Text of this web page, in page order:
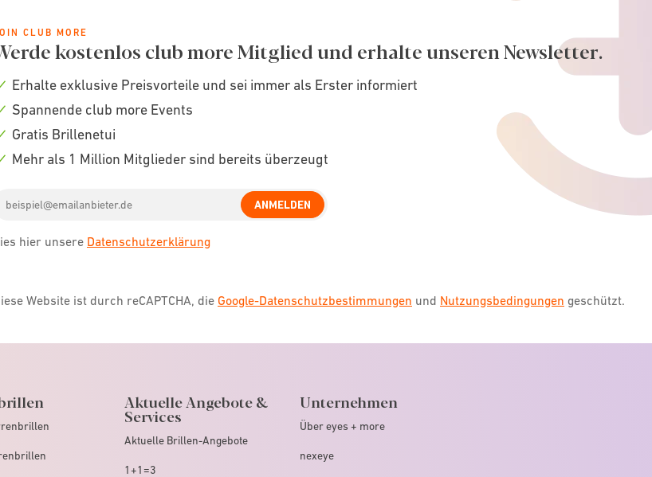
CLUB MORE
kostenlos club more Mitglied und erhalte unseren Newsletter.
Check
Erhalte exklusive Preisvorteile und sei immer als Erster informiert
Check
Spannende club more Events
Check
Gratis Brillenetui
Mehr als 1 Million Mitglieder sind bereits überzeugt
address
ANMELDEN
hier unsere Datenschutzerklärung
Website ist durch reCAPTCHA, die Google-Datenschutzbestimmungen und Nutzungsbedingungen geschützt.
Aktuelle Angebote &
Services
Aktuelle Brillen-Angebote
1+1=3
Unternehmen
Über eyes + more
nexeye